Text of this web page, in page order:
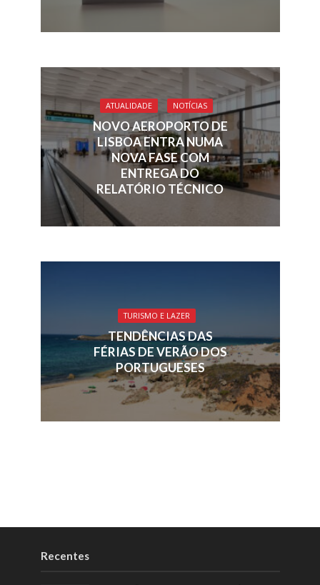
ATUALIDADE NOTÍCIAS
NOVO AEROPORTO DE
LISBOA ENTRA NUMA
NOVA FASE COM
ENTREGA DO
RELATÓRIO TÉCNICO
TURISMO E LAZER
TENDÊNCIAS DAS
FÉRIAS DE VERÃO DOS
PORTUGUESES
Recentes